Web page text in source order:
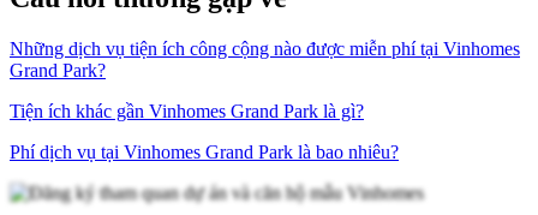
Những dịch vụ tiện ích công cộng nào được miễn phí tại Vinhomes
Grand Park?
Tiện ích khác gần Vinhomes Grand Park là gì?
Phí dịch vụ tại Vinhomes Grand Park là bao nhiêu?